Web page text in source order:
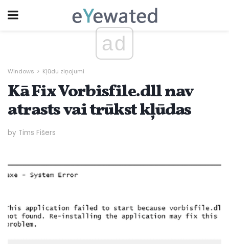
ad
Windows Kļūdu ziņojumi
Kā Fix Vorbisfile.dll nav
atrasts vai trūkst kļūdas
by Tims Fišers